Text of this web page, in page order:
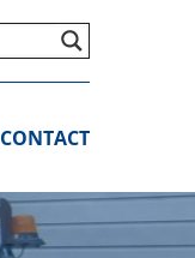
CONTACT